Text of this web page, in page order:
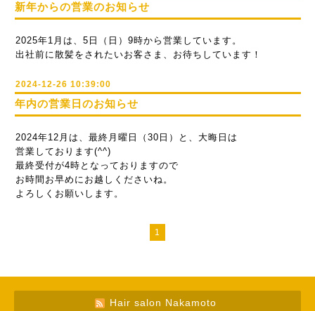
新年からの営業のお知らせ
2025年1月は、5日（日）9時から営業しています。
出社前に散髪をされたいお客さま、お待ちしています！
2024-12-26 10:39:00
年内の営業日のお知らせ
2024年12月は、最終月曜日（30日）と、大晦日は
営業しております(^^)
最終受付が4時となっておりますので
お時間お早めにお越しくださいね。
よろしくお願いします。
1
Hair salon Nakamoto